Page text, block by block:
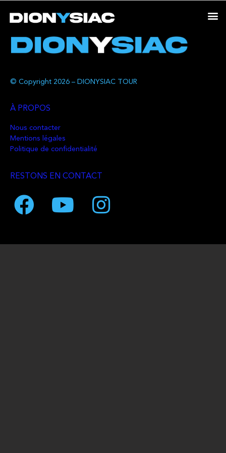
© Copyright 2026 – DIONYSIAC TOUR
À PROPOS
Nous contacter
Mentions légales
Politique de confidentialité
RESTONS EN CONTACT